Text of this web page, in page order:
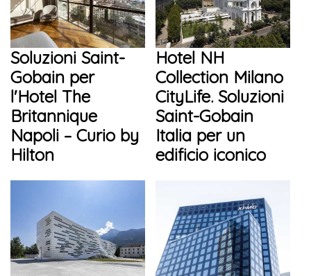
Soluzioni Saint-
Gobain per
l'Hotel The
Britannique
Napoli – Curio by
Hilton
Hotel NH
Collection Milano
CityLife. Soluzioni
Saint-Gobain
Italia per un
edificio iconico